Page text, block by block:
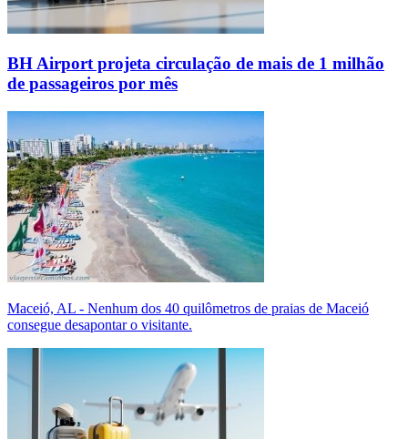
BH Airport projeta circulação de mais de 1 milhão
de passageiros por mês
Maceió, AL - Nenhum dos 40 quilômetros de praias de Maceió
consegue desapontar o visitante.